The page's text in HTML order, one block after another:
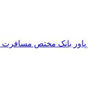
پاور بانک مختص مسافرت